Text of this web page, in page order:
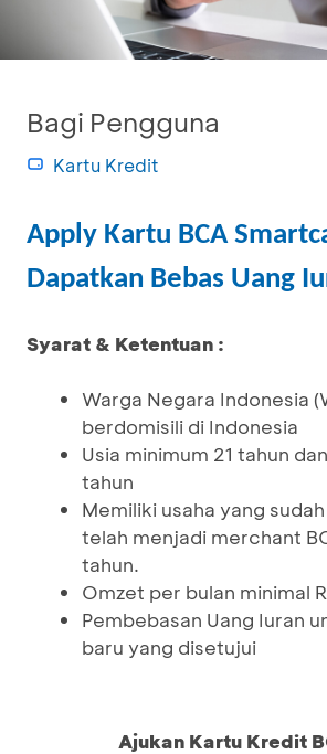
Bagi Pengguna
Kartu Kredit
Apply Kartu BCA
Dapatkan Bebas Uang
Syarat & Ketentuan :
Warga Negara Indonesia
berdomisili di Indonesia
Usia minimum 21 tahun
tahun
Memiliki usaha yang
telah menjadi merchant
tahun.
Omzet per bulan minimal
Pembebasan Uang Iuran
baru yang disetujui
Ajukan Kartu Kredit